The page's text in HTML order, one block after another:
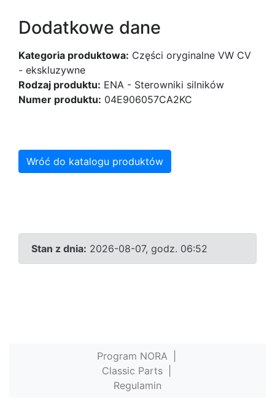
Dodatkowe dane
Kategoria produktowa: Części oryginalne VW CV
- ekskluzywne
Rodzaj produktu: ENA - Sterowniki silników
Numer produktu: 04E906057CA2KC
Wróć do katalogu produktów
Stan z dnia: 2026-08-07, godz. 06:52
Program NORA
Classic Parts
Regulamin